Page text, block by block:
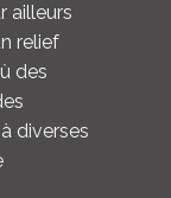
ailleurs
relief
des
diverses